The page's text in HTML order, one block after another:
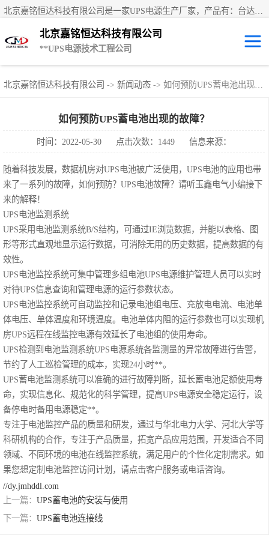
北京嘉铭恒达科技有限公司
**UPS电源技术工程公司
北京嘉铭恒达科技有限公司 -> 新闻动态 -> 如何预防UPS蓄电池出现的故障？
如何预防UPS蓄电池出现的故障？
时间：2022-05-30 点击次数：1449 信息来源：
随着科技发展，数据机房对UPS电池被广泛使用，UPS电池的应用也带
来了一系列的故障，如何预防？UPS电池故障？请听玉鑫电气小编接下
来的解释！
UPS电池监测系统
UPS采用电池监测系统B/S结构，可通过IE浏览数据，并能以表格、图
形等形式直观地显示运行数据，可消除无用的历史数据，提高数据的有
效性。
UPS电池监控系统可集中管理多组电池UPS电源维护管理人员可以实时
对待UPS信息查询和管理电源的运行参数状态。
UPS电池监控系统可自动监控和记录电池组电压、充放电电流、电池单
体电压、单体温度和环境温度。电池单体内阻的运行参数也可以实现机
房UPS远程在线监控电源有效延长了电池组的使用寿命。
UPS检测到电池监测系统UPS电源系统各监测量的异常故障进行告警，
节约了人工巡检管理的成本，实现24小时**。
UPS蓄电池监测系统可以准确的进行故障判断，延长蓄电池足额使用寿
命，实现信息化、规范化的科学管理，提高UPS电源安全稳定运行，设
备停电时备用电源稳定**。
专注于电池监控产品的质量和研发，通过与华北电力大学、河北大学等
科研机构的合作，专注于产品质量，拓宽产品应用范围，开发适合不同
领域、不同环境的电池在线监控系统，满足用户的个性化定制需求。如
果您想定制电池监控访问计划，请点击客户服务或电话咨询。
//dy.jmhddl.com
上一篇： UPS蓄电池的安装与使用
下一篇： UPS蓄电池连接线
UPS租赁/UPS电
山特UPS电源
易事特UPS电源
艾默生UPS电源
科士达UPS不间
断电源
华为UPS电源
施耐德UPS电源
科华UPS电源
松下蓄电池
德国阳光蓄电池
台达UPS电源
UPS电源蓄电池
EPS直流屏蓄电
池